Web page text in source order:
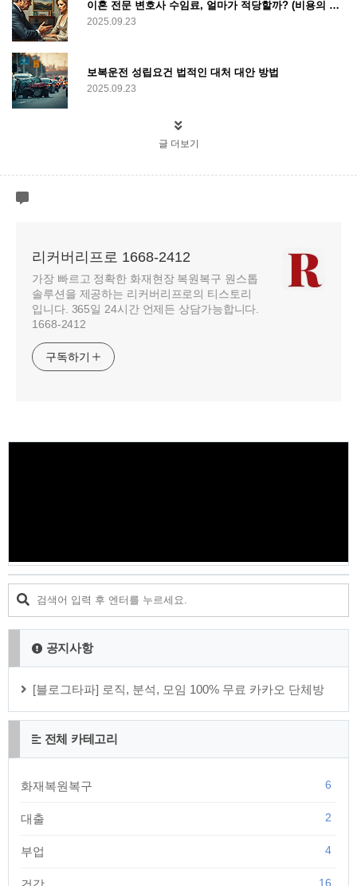
이혼 전문 변호사 수임료, 얼마가 적당할까? (비용의 모든 것)
2025.09.23
보복운전 성립요건 법적인 대처 대안 방법
2025.09.23
글 더보기
리커버리프로 1668-2412
가장 빠르고 정확한 화재현장 복원복구 원스톱
솔루션을 제공하는 리커버리프로의 티스토리
입니다. 365일 24시간 언제든 상담가능합니다.
1668-2412
구독하기
공지사항
[블로그타파] 로직, 분석, 모임 100% 무료 카카오 단체방
전체 카테고리
화재복원복구 6
대출 2
부업 4
16